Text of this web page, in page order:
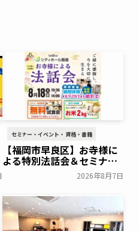
セミナー・イベント・資格・書籍
【福岡市早良区】お寺様に
よる特別法話会＆セミナー
特典「無料試食会」を8月
18日(月)にシティホール飯
倉にて開催！～ベルコ～
一般公開
2026年8月7日